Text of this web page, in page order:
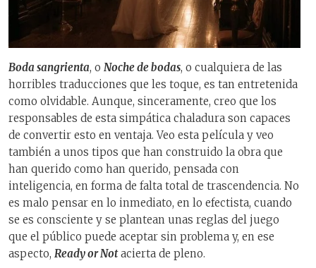
Boda sangrienta, o Noche de bodas, o cualquiera de las
horribles traducciones que les toque, es tan entretenida
como olvidable. Aunque, sinceramente, creo que los
responsables de esta simpática chaladura son capaces
de convertir esto en ventaja. Veo esta película y veo
también a unos tipos que han construido la obra que
han querido como han querido, pensada con
inteligencia, en forma de falta total de trascendencia. No
es malo pensar en lo inmediato, en lo efectista, cuando
se es consciente y se plantean unas reglas del juego
que el público puede aceptar sin problema y, en ese
aspecto, Ready or Not acierta de pleno.